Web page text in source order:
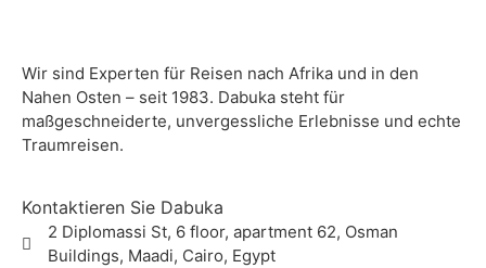
Wir sind Experten für Reisen nach Afrika und in den
Nahen Osten – seit 1983. Dabuka steht für
maßgeschneiderte, unvergessliche Erlebnisse und echte
Traumreisen.
Kontaktieren Sie Dabuka
2 Diplomassi St, 6 floor, apartment 62, Osman
Buildings, Maadi, Cairo, Egypt